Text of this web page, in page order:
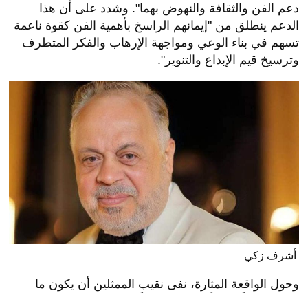
دعم الفن والثقافة والنهوض بهما". وشدد على أن هذا
الدعم ينطلق من "إيمانهم الراسخ بأهمية الفن كقوة ناعمة
تسهم في بناء الوعي ومواجهة الإرهاب والفكر المتطرف
وترسيخ قيم الإبداع والتنوير".
وحول الواقعة المثارة، نفى نقيب الممثلين أن يكون ما